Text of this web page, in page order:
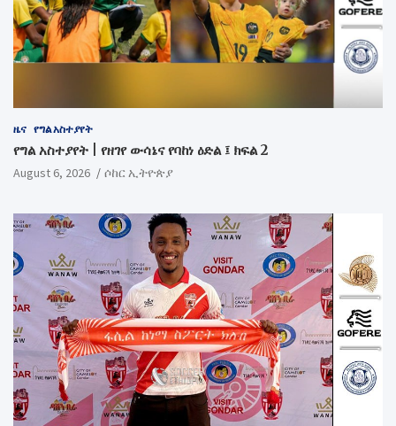
ዜና የግል አስተያየት
የግል አስተያየት | የዘገየ ውሳኔና የባከነ ዕድል ፤ ክፍል 2
August 6, 2026 ሶከር ኢትዮጵያ